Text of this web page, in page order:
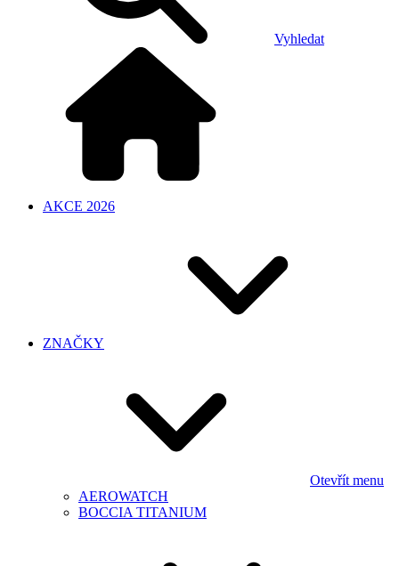
Vyhledat
AKCE 2026
ZNAČKY
Otevřít menu
AEROWATCH
BOCCIA TITANIUM